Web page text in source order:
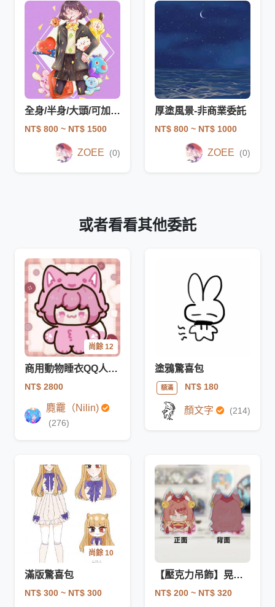
全身/半身/大頭/可加背景
NT$ 800 ~ NT$ 1500
ZOEE (0)
厚塗風景-非商業委託
NT$ 800 ~ NT$ 1000
ZOEE (0)
或者看看其他委託
尚餘 12
商用動物睡衣QQ人V皮（與無味咖啡老師合作委託）
NT$ 2800
麑龗（Nilin)
(276)
塗鴉驚喜包
額滿 NT$ 180
顏文字 (214)
尚餘 10
滿版驚喜包
NT$ 300 ~ NT$ 300
【壓克力吊飾】晃尾巴（可送印製一條龍）
NT$ 200 ~ NT$ 320